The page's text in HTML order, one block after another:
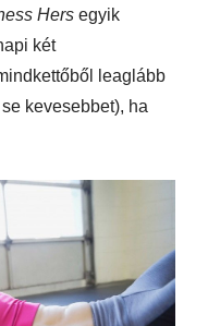
Hers egyik
két
leaglább
kevesebbet), ha